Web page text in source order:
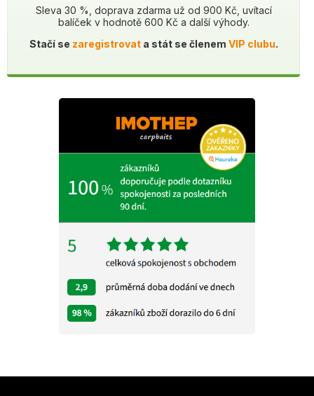
Sleva 30 %, doprava zdarma už od 900 Kč, uvítací
balíček v hodnotě 600 Kč a další výhody.
Stačí se zaregistrovata stát se členem VIP clubu.